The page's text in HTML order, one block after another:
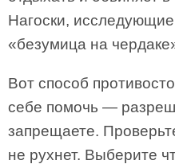
Нагоски,
«безумица на
Вот способ
себе помочь —
запрещаете.
не рухнет. Выберите